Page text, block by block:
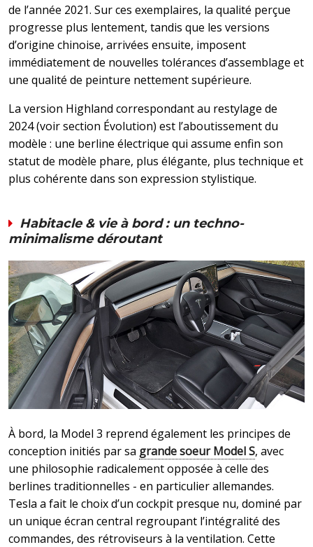
de l’année 2021. Sur ces exemplaires, la qualité perçue
progresse plus lentement, tandis que les versions
d’origine chinoise, arrivées ensuite, imposent
immédiatement de nouvelles tolérances d’assemblage et
une qualité de peinture nettement supérieure.
La version Highland correspondant au restylage de
2024 (voir section Évolution) est l’aboutissement du
modèle : une berline électrique qui assume enfin son
statut de modèle phare, plus élégante, plus technique et
plus cohérente dans son expression stylistique.
Habitacle & vie à bord : un techno-
minimalisme déroutant
À bord, la Model 3 reprend également les principes de
conception initiés par sa grande soeur Model S, avec
une philosophie radicalement opposée à celle des
berlines traditionnelles - en particulier allemandes.
Tesla a fait le choix d’un cockpit presque nu, dominé par
un unique écran central regroupant l’intégralité des
commandes, des rétroviseurs à la ventilation. Cette